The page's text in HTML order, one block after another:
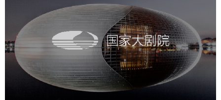
国家大剧院
文化艺术 剧院 智慧展馆 展馆网站建设